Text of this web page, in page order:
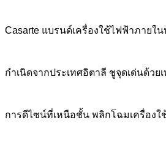
Casarte แบรนด์เครื่องใช้ไฟฟ้าภายใ
กำเนิดจากประเทศอิตาลี ชูจุดเด่นด้วย
การดีไซน์ที่เหนือชั้น พลิกโฉมเครื่องใ